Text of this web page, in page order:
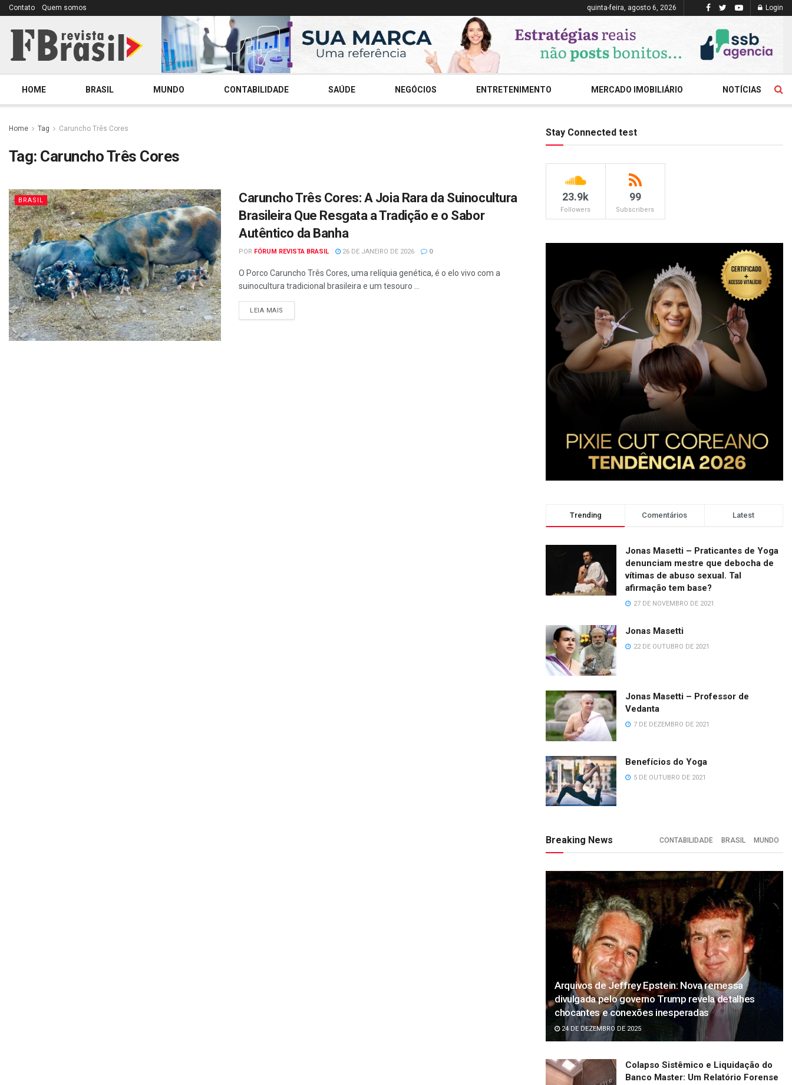
Contato Quem somos quinta-feira, agosto 6, 2026 Login
HOME BRASIL MUNDO CONTABILIDADE SAÚDE NEGÓCIOS ENTRETENIMENTO MERCADO IMOBILIÁRIO NOTÍCIAS
Home Tag Caruncho Três Cores
Tag: Caruncho Três Cores
BRASIL
Caruncho Três Cores: A Joia Rara da Suinocultura
Brasileira Que Resgata a Tradição e o Sabor
Autêntico da Banha
POR FÓRUM REVISTA BRASIL 26 DE JANEIRO DE 2026 0
O Porco Caruncho Três Cores, uma relíquia genética, é o elo vivo com a
suinocultura tradicional brasileira e um tesouro ...
LEIA MAIS
Stay Connected test
23.9k
Followers
99
Subscribers
Trending Comentários Latest
Jonas Masetti – Praticantes de Yoga
denunciam mestre que debocha de
vítimas de abuso sexual. Tal
afirmação tem base?
27 DE NOVEMBRO DE 2021
Jonas Masetti
22 DE OUTUBRO DE 2021
Jonas Masetti – Professor de
Vedanta
7 DE DEZEMBRO DE 2021
Benefícios do Yoga
5 DE OUTUBRO DE 2021
Breaking News CONTABILIDADE BRASIL MUNDO
Arquivos de Jeffrey Epstein: Nova remessa
divulgada pelo governo Trump revela detalhes
chocantes e conexões inesperadas
24 DE DEZEMBRO DE 2025
Colapso Sistêmico e Liquidação do
Banco Master: Um Relatório Forense